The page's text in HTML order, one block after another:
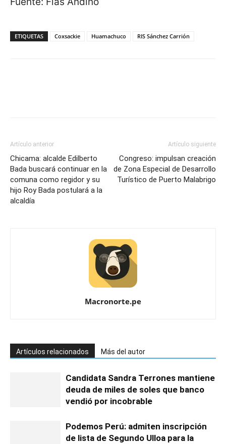
ETIQUETAS Coxsackie Huamachuco RIS Sánchez Carrión
Artículo anterior
Chicama: alcalde Edilberto
Bada buscará continuar en la
comuna como regidor y su
hijo Roy Bada postulará a la
alcaldía
Artículo siguiente
Congreso: impulsan creación
de Zona Especial de Desarrollo
Turístico de Puerto Malabrigo
Macronorte.pe
Artículos relacionados Más del autor
Candidata Sandra Terrones mantiene
deuda de miles de soles que banco
vendió por incobrable
Podemos Perú: admiten inscripción
de lista de Segundo Ulloa para la